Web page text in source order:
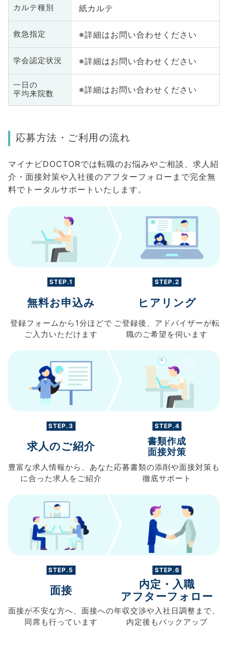
カルテ種別 紙カルテ
救急指定 ※詳細はお問い合わせください
学会認定状況 ※詳細はお問い合わせください
一日の
平均来院数
※詳細はお問い合わせください
応募方法・ご利用の流れ
マイナビDOCTORでは転職のお悩みやご相談、求人紹
介・面接対策や入社後のアフターフォローまで完全無
料でトータルサポートいたします。
STEP.1
無料お申込み
登録フォームから 1分ほどで
ご入力 いただけます
STEP.2
ヒアリング
ご登録後、 アドバイザーが転
職のご希望を伺います
STEP.3
求人のご紹介
豊富な求人情報から、 あなた
に合った求人を ご紹介
STEP.4
書類作成
面接対策
応募書類の添削や面接対策も
徹底サポート
STEP.5
面接
面接が不安な方へ、 面接への
同席も行っています
STEP.6
内定・入職
アフターフォロー
年収交渉や入社日調整まで、
内定後もバックアップ